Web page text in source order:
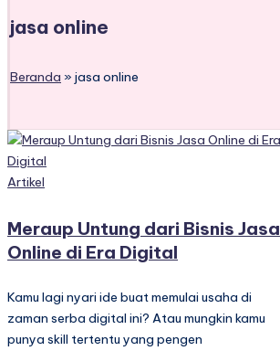
jasa online
Beranda » jasa online
Posted
Artikel
Meraup Untung dari Bisnis Jasa
Online di Era Digital
Kamu lagi nyari ide buat memulai usaha di
zaman serba digital ini? Atau mungkin kamu
punya skill tertentu yang pengen